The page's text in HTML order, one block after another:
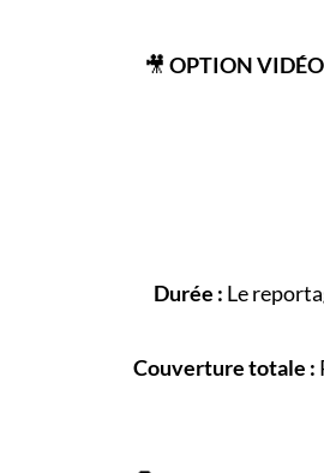
🎥 OPTION
Durée : Le
Couverture totale :